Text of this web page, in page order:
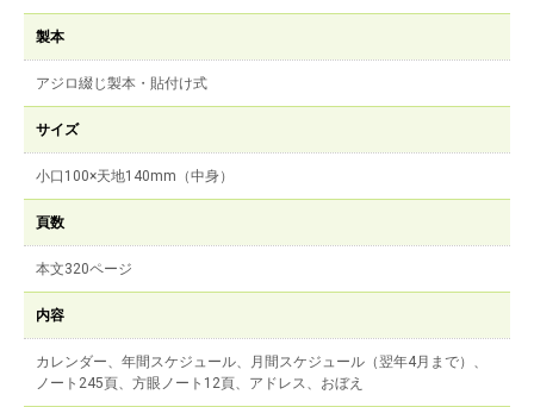
製本
アジロ綴じ製本・貼付け式
サイズ
小口100×天地140mm（中身）
頁数
本文320ページ
内容
カレンダー、年間スケジュール、月間スケジュール（翌年4月まで）、
ノート245頁、方眼ノート12頁、アドレス、おぼえ